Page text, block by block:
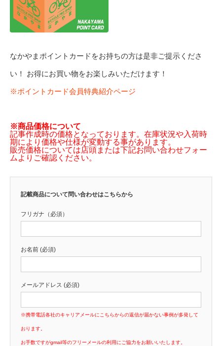
なかやまポイントカードをお持ちの方は是非ご提示くださ
い！ お得にお買い物をお楽しみいただけます！
※ポイントカード会員特典紹介ページ
※商品価格について
記事作成時の価格となっております。在庫状況や入荷時
期により価格や仕様が変動する事があります。
販売価格については店頭または下記お問い合わせフォー
ムよりご確認ください。
記載商品について問い合わせはこちらから
フリガナ（必須）
お名前 (必須)
メールアドレス (必須)
※携帯電話各社のキャリアメールにこちらからの返信が届かない事例が多発して
おります。
お手数ですがgmail等のフリーメールの利用にご協力をお願いいたします。